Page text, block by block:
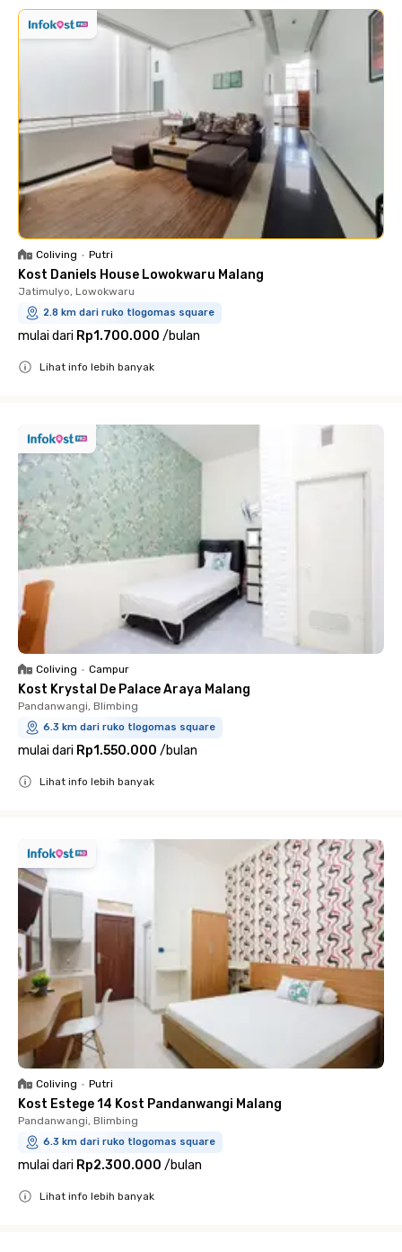
Coliving • Putri
Kost Daniels House Lowokwaru Malang
Jatimulyo, Lowokwaru
2.8 km dari ruko tlogomas square
mulai dari Rp1.700.000 /bulan
Lihat info lebih banyak
Coliving • Campur
Kost Krystal De Palace Araya Malang
Pandanwangi, Blimbing
6.3 km dari ruko tlogomas square
mulai dari Rp1.550.000 /bulan
Lihat info lebih banyak
Coliving • Putri
Kost Estege 14 Kost Pandanwangi Malang
Pandanwangi, Blimbing
6.3 km dari ruko tlogomas square
mulai dari Rp2.300.000 /bulan
Lihat info lebih banyak